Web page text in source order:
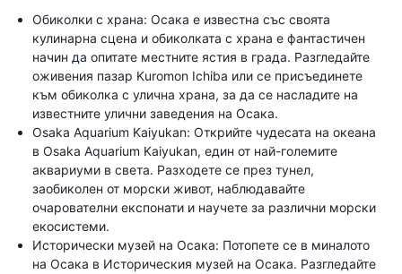
Обиколки с храна: Осака е известна със своята
кулинарна сцена и обиколката с храна е фантастичен
начин да опитате местните ястия в града. Разгледайте
оживения пазар Kuromon Ichiba или се присъединете
към обиколка с улична храна, за да се насладите на
известните улични заведения на Осака.
Osaka Aquarium Kaiyukan: Открийте чудесата на океана
в Osaka Aquarium Kaiyukan, един от най-големите
аквариуми в света. Разходете се през тунел,
заобиколен от морски живот, наблюдавайте
очарователни експонати и научете за различни морски
екосистеми.
Исторически музей на Осака: Потопете се в миналото
на Осака в Историческия музей на Осака. Разгледайте